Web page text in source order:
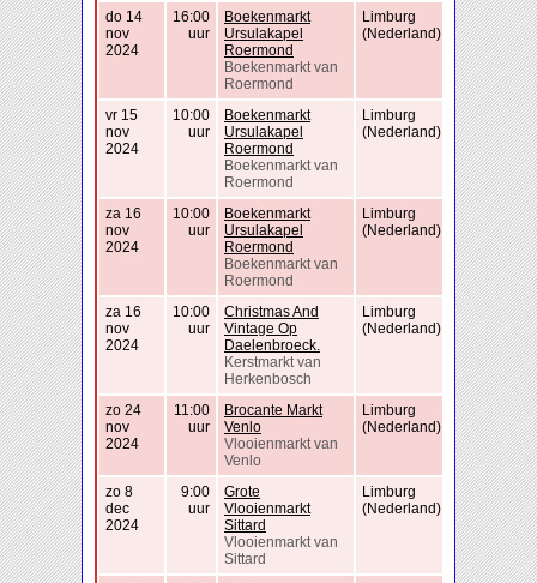
do 14
nov
2024
16:00
uur
Boekenmarkt
Ursulakapel
Roermond
Boekenmarkt van
Roermond
Limburg
(Nederland)
vr 15
nov
2024
10:00
uur
Boekenmarkt
Ursulakapel
Roermond
Boekenmarkt van
Roermond
Limburg
(Nederland)
za 16
nov
2024
10:00
uur
Boekenmarkt
Ursulakapel
Roermond
Boekenmarkt van
Roermond
Limburg
(Nederland)
za 16
nov
2024
10:00
uur
Christmas And
Vintage Op
Daelenbroeck.
Kerstmarkt van
Herkenbosch
Limburg
(Nederland)
zo 24
nov
2024
11:00
uur
Brocante Markt
Venlo
Vlooienmarkt van
Venlo
Limburg
(Nederland)
zo 8
dec
2024
9:00
uur
Grote
Vlooienmarkt
Sittard
Vlooienmarkt van
Sittard
Limburg
(Nederland)